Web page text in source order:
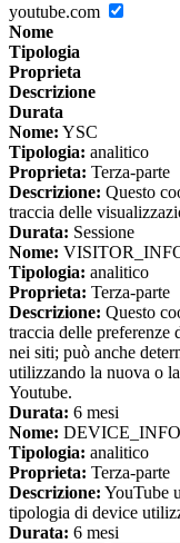
youtube.com
Nome
Tipologia
Proprieta
Descrizione
Durata
Nome: YSC
Tipologia: analitico
Proprieta: Terza-parte
Descrizione: Questo
traccia delle
Durata: Sessione
Nome:
Tipologia: analitico
Proprieta: Terza-parte
Descrizione: Questo
traccia delle preferenze
nei siti; può anche
utilizzando la nuova o
Youtube.
Durata: 6 mesi
Nome: DEVICE_INFO
Tipologia: analitico
Proprieta: Terza-parte
Descrizione: YouTube
tipologia di device
Durata: 6 mesi